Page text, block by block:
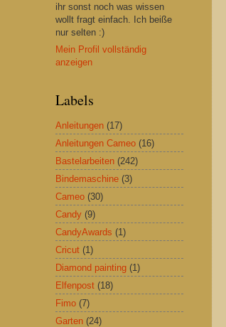
ihr sonst noch was wissen
wollt fragt einfach. Ich beiße
nur selten :)
Mein Profil vollständig
anzeigen
Labels
Anleitungen (17)
Anleitungen Cameo (16)
Bastelarbeiten (242)
Bindemaschine (3)
Cameo (30)
Candy (9)
CandyAwards (1)
Cricut (1)
Diamond painting (1)
Elfenpost (18)
Fimo (7)
Garten (24)